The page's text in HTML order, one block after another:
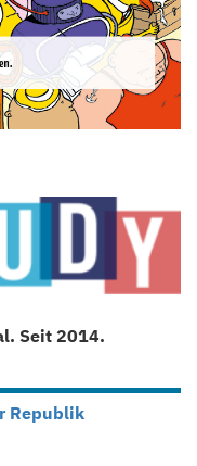
Seit 2014.
Republik